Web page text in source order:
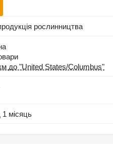
рослинництва
до "United States/Columbus"
1 місяць